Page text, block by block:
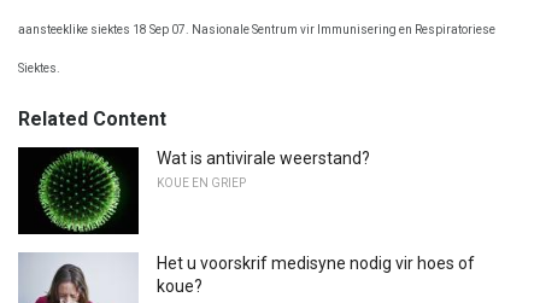
aansteeklike siektes 18 Sep 07. Nasionale Sentrum vir Immunisering en Respiratoriese
Siektes.
Related Content
Wat is antivirale weerstand?
KOUE EN GRIEP
Het u voorskrif medisyne nodig vir hoes of
koue?